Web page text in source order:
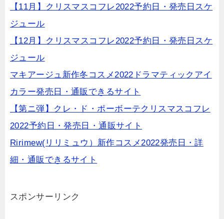
【11月】クリスマスコフレ2022予約日・発売日スケ
ジュール
【12月】クリスマスコフレ2022予約日・発売日スケ
ジュール
マキアージュ新作冬コスメ2022ドラマティックアイ
カラー発売日・通販できるサイト
【第ニ弾】クレ・ド・ポーボーテクリスマスコフレ
2022予約日・発売日・通販サイト
Ririmew(リリミュウ）新作コスメ2022発売日・詳
細・通販できるサイト
スポンサーリンク